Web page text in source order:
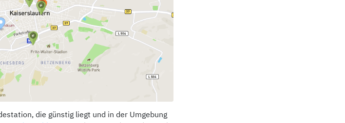
die günstig liegt und in der Umgebung